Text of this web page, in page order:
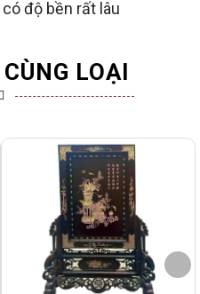
độ bền rất lâu
LOẠI